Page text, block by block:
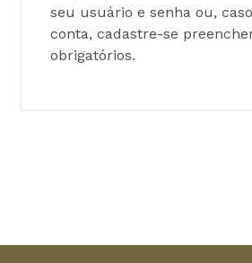
seu usuário e senha ou,
conta, cadastre-se
obrigatórios.